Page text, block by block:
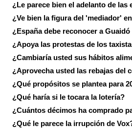
¿Le parece bien el adelanto de las
¿Ve bien la figura del 'mediador'
¿España debe reconocer a
¿Apoya las protestas de los
¿Cambiaría usted sus hábitos
¿Aprovecha usted las rebajas del
¿Qué propósitos se plantea para
¿Qué haría si le tocara la lotería?
¿Cuántos décimos ha comprado
¿Qué le parece la irrupción de